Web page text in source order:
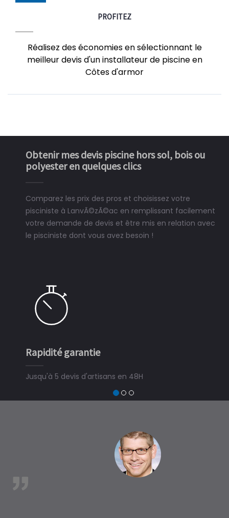
PROFITEZ
Réalisez des économies en sélectionnant le
meilleur devis d'un installateur de piscine en
Côtes d'armor
Obtenir mes devis piscine hors sol, bois ou
polyester en quelques clics
Comparez les prix des pros et choisissez votre
pisciniste à LanvÃ©zÃ©ac en remplissant facilement
votre demande de devis et être mis en relation avec
le pisciniste dont vous avez besoin !
garantie
devis d'artisans en 48H
trouver un